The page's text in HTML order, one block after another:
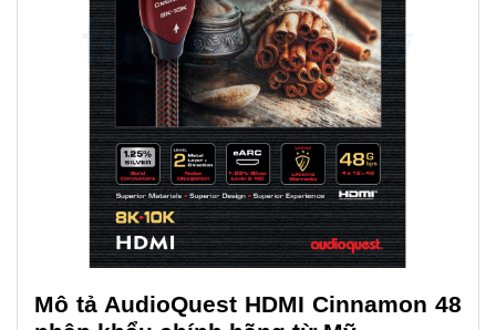
Mô tả AudioQuest HDMI Cinnamon 48